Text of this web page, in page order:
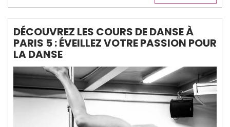
DÉCOUVREZ LES COURS DE DANSE À
PARIS 5 : ÉVEILLEZ VOTRE PASSION POUR
LA DANSE